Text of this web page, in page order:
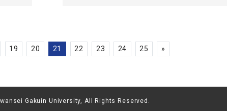
19 20 21 22 23 24 25 »
Gakuin University, All Rights Reserved.